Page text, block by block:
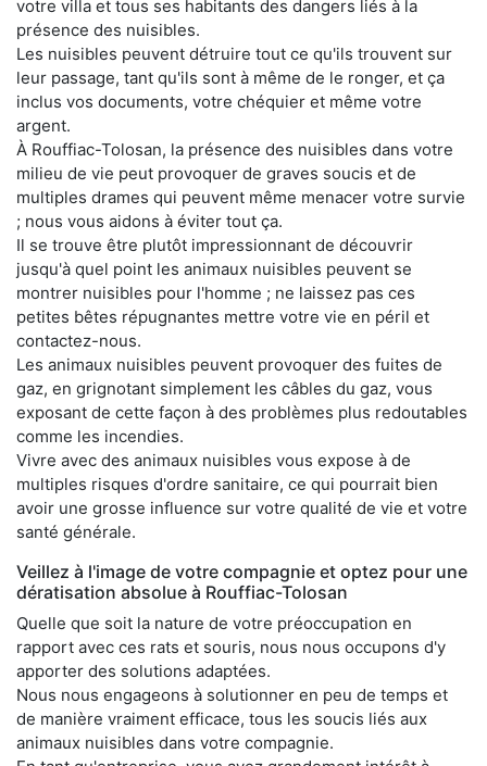
votre villa et tous ses habitants des dangers liés à la
présence des nuisibles.
Les nuisibles peuvent détruire tout ce qu'ils trouvent sur
leur passage, tant qu'ils sont à même de le ronger, et ça
inclus vos documents, votre chéquier et même votre
argent.
À Rouffiac-Tolosan, la présence des nuisibles dans votre
milieu de vie peut provoquer de graves soucis et de
multiples drames qui peuvent même menacer votre survie
; nous vous aidons à éviter tout ça.
Il se trouve être plutôt impressionnant de découvrir
jusqu'à quel point les animaux nuisibles peuvent se
montrer nuisibles pour l'homme ; ne laissez pas ces
petites bêtes répugnantes mettre votre vie en péril et
contactez-nous.
Les animaux nuisibles peuvent provoquer des fuites de
gaz, en grignotant simplement les câbles du gaz, vous
exposant de cette façon à des problèmes plus redoutables
comme les incendies.
Vivre avec des animaux nuisibles vous expose à de
multiples risques d'ordre sanitaire, ce qui pourrait bien
avoir une grosse influence sur votre qualité de vie et votre
santé générale.
Veillez à l'image de votre compagnie et optez pour une
dératisation absolue à Rouffiac-Tolosan
Quelle que soit la nature de votre préoccupation en
rapport avec ces rats et souris, nous nous occupons d'y
apporter des solutions adaptées.
Nous nous engageons à solutionner en peu de temps et
de manière vraiment efficace, tous les soucis liés aux
animaux nuisibles dans votre compagnie.